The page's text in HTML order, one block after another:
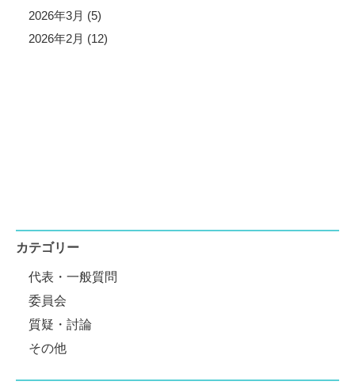
2026年3月 (5)
2026年2月 (12)
カテゴリー
代表・一般質問
委員会
質疑・討論
その他